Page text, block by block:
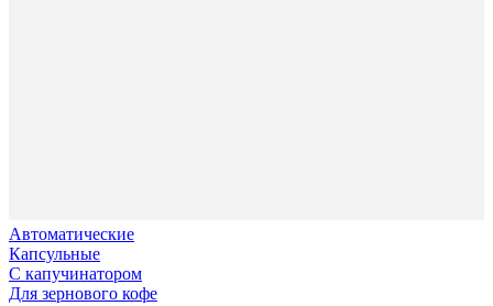
Автоматические
Капсульные
С капучинатором
Для зернового кофе